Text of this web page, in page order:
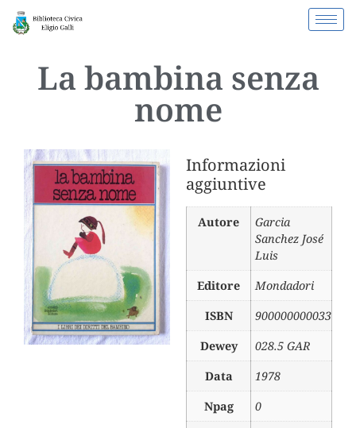
La bambina senza
nome
Informazioni
aggiuntive
Autore
Garcia
Sanchez José
Luis
Editore
Mondadori
ISBN
900000000033
Dewey
028.5 GAR
Data
1978
Npag
0